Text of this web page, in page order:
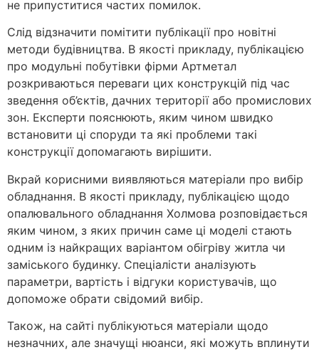
не припуститися частих помилок.
Слід відзначити помітити публікації про новітні
методи будівництва. В якості прикладу, публікацією
про модульні побутівки фірми Артметал
розкриваються переваги цих конструкцій під час
зведення об’єктів, дачних території або промислових
зон. Експерти пояснюють, яким чином швидко
встановити ці споруди та які проблеми такі
конструкції допомагають вирішити.
Вкрай корисними виявляються матеріали про вибір
обладнання. В якості прикладу, публікацією щодо
опалювального обладнання Холмова розповідається
яким чином, з яких причин саме ці моделі стають
одним із найкращих варіантом обігріву житла чи
заміського будинку. Спеціалісти аналізують
параметри, вартість і відгуки користувачів, що
допоможе обрaти свідомий вибір.
Також, на сайті публікуються матеріали щодо
незначних, але значущі нюанси, які можуть вплинути